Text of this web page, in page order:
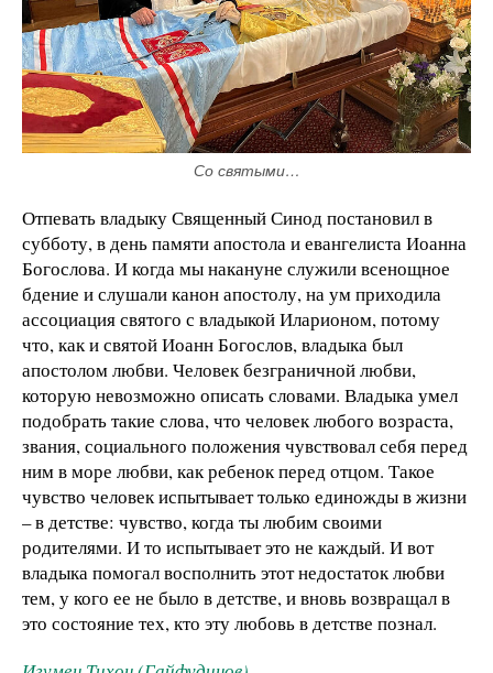
Со святыми…
Отпевать владыку Священный Синод постановил в
субботу, в день памяти апостола и евангелиста Иоанна
Богослова. И когда мы накануне служили всенощное
бдение и слушали канон апостолу, на ум приходила
ассоциация святого с владыкой Иларионом, потому
что, как и святой Иоанн Богослов, владыка был
апостолом любви. Человек безграничной любви,
которую невозможно описать словами. Владыка умел
подобрать такие слова, что человек любого возраста,
звания, социального положения чувствовал себя перед
ним в море любви, как ребенок перед отцом. Такое
чувство человек испытывает только единожды в жизни
– в детстве: чувство, когда ты любим своими
родителями. И то испытывает это не каждый. И вот
владыка помогал восполнить этот недостаток любви
тем, у кого ее не было в детстве, и вновь возвращал в
это состояние тех, кто эту любовь в детстве познал.